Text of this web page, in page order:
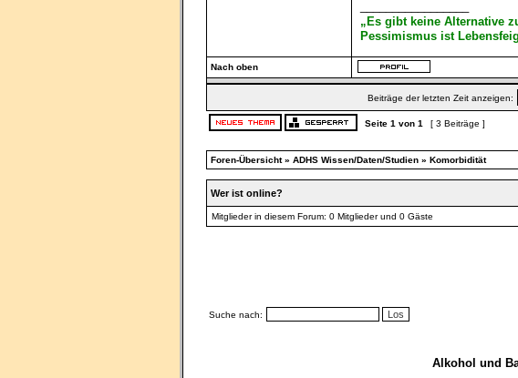
„Es gibt keine Alternative
Pessimismus ist
Nach oben
Beiträge der letzten Zeit anzeigen:
Seite 1 von 1 [ 3 Beiträge ]
Foren-Übersicht» ADHS Wissen/Daten/Studien » Komorbidität
Wer ist online?
Mitglieder in diesem Forum: 0 Mitglieder und 0 Gäste
Suche nach:
Alkohol und